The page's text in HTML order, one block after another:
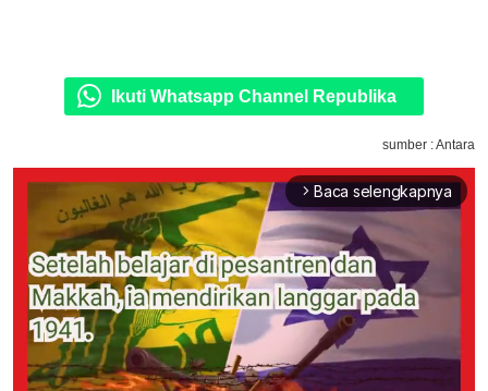
Ikuti Whatsapp Channel Republika
sumber : Antara
arrow_forward_ios Baca selengkapnya